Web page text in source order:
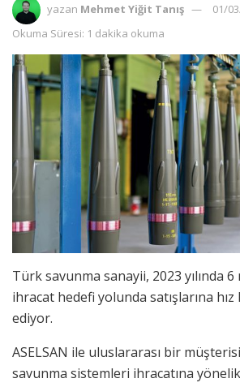
yazan Mehmet Yiğit Tanış
01/
Okuma Süresi: 1 dakika okuma
Türk savunma sanayii, 2023 yılında
ihracat hedefi yolunda satışlarına
ediyor.
ASELSAN ile uluslararası bir
savunma sistemleri ihracatına